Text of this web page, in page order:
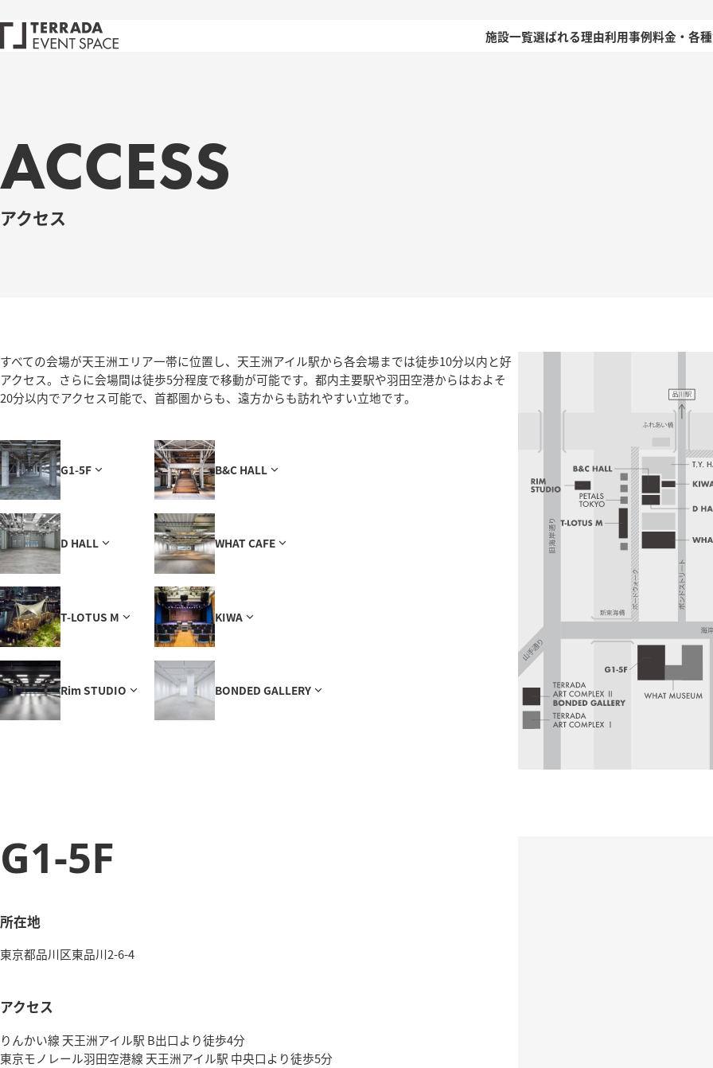
施設一覧選ばれる理由利用事例料金・各
ACCESS
アクセス
すべての会場が天王洲エリア一帯に位置し、天王洲アイル駅から各会場までは徒歩10分以内と好
アクセス。さらに会場間は徒歩5分程度で移動が可能です。都内主要駅や羽田空港からはおよそ
20分以内でアクセス可能で、首都圏からも、遠方からも訪れやすい立地です。
G1-5F B&C HALL
D HALL WHAT CAFE
T-LOTUS M KIWA
Rim STUDIO BONDED GALLERY
G1-5F
所在地
東京都品川区東品川2-6-4
アクセス
りんかい線 天王洲アイル駅 B出口より徒歩4分
東京モノレール羽田空港線 天王洲アイル駅 中央口より徒歩5分